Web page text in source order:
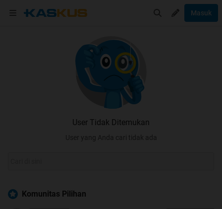
Masuk
User Tidak Ditemukan
User yang Anda cari tidak ada
Komunitas Pilihan